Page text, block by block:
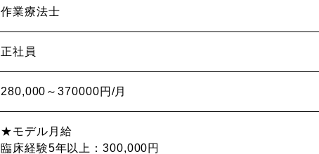
作業療法士
正社員
280,000～370000円/月
★モデル月給
臨床経験5年以上：300,000円